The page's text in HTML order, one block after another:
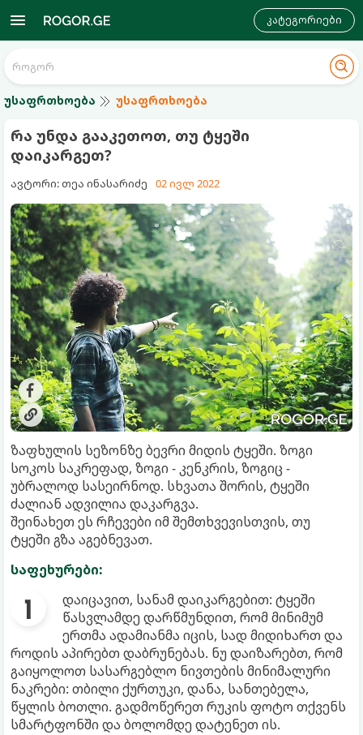
კატეგორიები
უსაფრთხოება უსაფრთხოება
რა უნდა გააკეთოთ, თუ ტყეში
დაიკარგეთ?
ავტორი: თეა ინასარიძე 02 ივლ 2022
ზაფხულის სეზონზე ბევრი მიდის ტყეში. ზოგი
სოკოს საკრეფად, ზოგი - კენკრის, ზოგიც -
უბრალოდ სასეირნოდ. სხვათა შორის, ტყეში
ძალიან ადვილია დაკარგვა.
შეინახეთ ეს რჩევები იმ შემთხვევისთვის, თუ
ტყეში გზა აგებნევათ.
საფეხურები:
დაიცავით, სანამ დაიკარგებით: ტყეში
წასვლამდე დარწმუნდით, რომ მინიმუმ
ერთმა ადამიანმა იცის, სად მიდიხართ და
როდის აპირებთ დაბრუნებას. ნუ დაიზარებთ, რომ
გაიყოლოთ სასარგებლო ნივთების მინიმალური
ნაკრები: თბილი ქურთუკი, დანა, სანთებელა,
წყლის ბოთლი. გადმოწერეთ რუკის ფოტო თქვენს
სმარტფონში და ბოლომდე დატენეთ ის.